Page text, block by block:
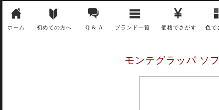
ホーム 初めての方へ Q & A ブランド一覧 価格でさがす 色で
モンテグラッパ ソ